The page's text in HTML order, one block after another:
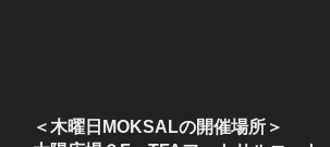
＜木曜日MOKSALの開催場所＞